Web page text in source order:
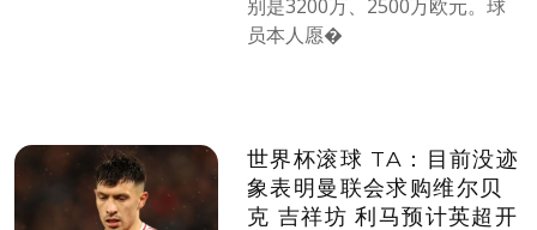
别是3200万、2500万欧元。球
员本人愿�
世界杯滚球 TA：目前没迹
象表明曼联会求购维尔贝
克 吉祥坊 利马预计英超开